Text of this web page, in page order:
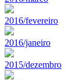
2016/fevereiro
2016/janeiro
2015/dezembro